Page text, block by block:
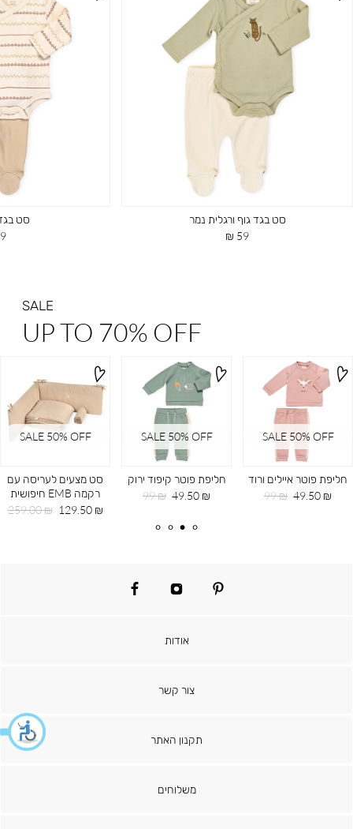
סט בגד גוף ורגלית נמר
מחיר
59 ₪
סט בגד
₪
SALE
UP TO 70% OFF
SALE 50% OFF
סט מצעים לעריסה עם
רקמה EMB חיפושית
מחיר
129.50 ₪
מחיר
259.00 ₪
SALE 50% OFF
חליפת פוטר קיפוד ירוק
מחיר
49.50 ₪
מחיר
99 ₪
SALE 50% OFF
חליפת פוטר איילים ורוד
מחיר
49.50 ₪
מחיר
99 ₪
pinterest
instagram
facebook
אודות
צור קשר
תקנון האתר
משלוחים